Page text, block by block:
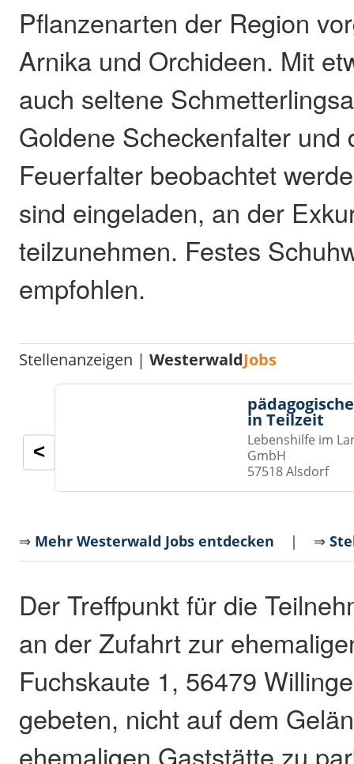
Pflanzenarten der Region
Arnika und Orchideen. Mit
auch seltene
Goldene Scheckenfalter und
Feuerfalter beobachtet
sind eingeladen, an der
teilzunehmen. Festes
empfohlen.
Stellenanzeigen |WesterwaldJobs
in Teilzeit
Lebenshilfe im
GmbH
57518 Alsdorf
<
⇒ Mehr Westerwald Jobs entdecken | ⇒
Der Treffpunkt für die
an der Zufahrt zur
Fuchskaute 1, 56479
gebeten, nicht auf dem
ehemaligen Gaststätte zu